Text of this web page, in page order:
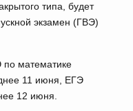
типа, будет
экзамен (ГВЭ)
по математике
11 июня, ЕГЭ
12 июня.